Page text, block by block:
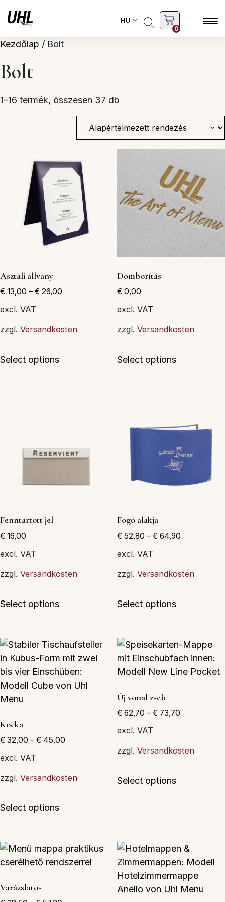
HU
0
Kezdőlap / Bolt
Bolt
1–16 termék, összesen 37 db
Asztali állvány
€ 13,00 – € 26,00
excl. VAT
zzgl. Versandkosten
Select optionsa
a
választhatók
Domborítás
€0,00
excl. VAT
zzgl. Versandkosten
Select options
Fenntartott jel
€ 16,00
excl. VAT
zzgl. Versandkosten
Select optionsa
variációja
van.
A
változatok
termékoldalon
ki
Fogó alakja
€52,80 – €64,90
excl. VAT
zzgl. Versandkosten
Select optionsa
variációja
van.
A
Kocka
€ 32,00 – € 45,00
excl. VAT
zzgl. Versandkosten
Select optionsa
variációja
van.
Új vonal zseb
€62,70 – €73,70
excl. VAT
zzgl. Versandkosten
Select optionsa
A
változatok
a
Varázslatos